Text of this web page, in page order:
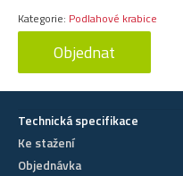
Kategorie: Podlahové krabice
Objednat
Technická specifikace
Ke stažení
Objednávka